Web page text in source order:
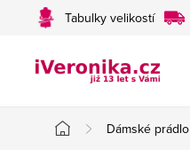
Tabulky velikostí
Domů
Dámské prádlo